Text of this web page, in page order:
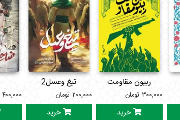
ربیون مقاومت
۳۰۰,۰۰۰ تومان
خرید
تیغ وعسل2
۲۰۰,۰۰۰ تومان
خرید
۴۰۰,۰۰۰